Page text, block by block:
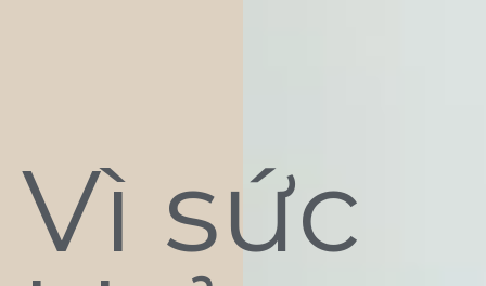
Vì sức